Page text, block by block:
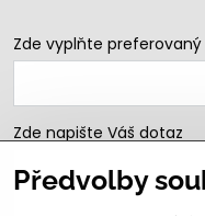
Zde vyplňte
Zde napište Váš dotaz
Předvolby